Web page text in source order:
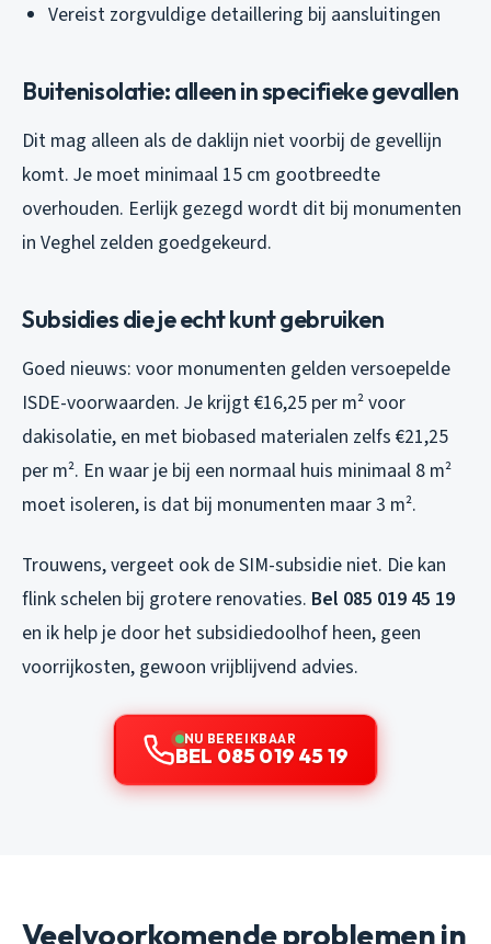
Vereist zorgvuldige detaillering bij aansluitingen
Buitenisolatie: alleen in specifieke gevallen
Dit mag alleen als de daklijn niet voorbij de gevellijn
komt. Je moet minimaal 15 cm gootbreedte
overhouden. Eerlijk gezegd wordt dit bij monumenten
in Veghel zelden goedgekeurd.
Subsidies die je echt kunt gebruiken
Goed nieuws: voor monumenten gelden versoepelde
ISDE-voorwaarden. Je krijgt €16,25 per m² voor
dakisolatie, en met biobased materialen zelfs €21,25
per m². En waar je bij een normaal huis minimaal 8 m²
moet isoleren, is dat bij monumenten maar 3 m².
Trouwens, vergeet ook de SIM-subsidie niet. Die kan
flink schelen bij grotere renovaties. Bel 085 019 45 19
en ik help je door het subsidiedoolhof heen, geen
voorrijkosten, gewoon vrijblijvend advies.
NU BEREIKBAAR
BEL 085 019 45 19
Veelvoorkomende problemen in